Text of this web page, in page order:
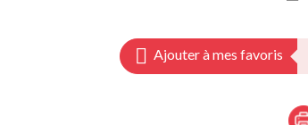
Ajouter à mes favoris